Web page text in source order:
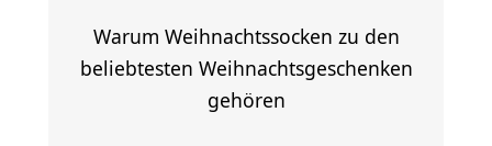
Warum Weihnachtssocken zu den
beliebtesten Weihnachtsgeschenken
gehören